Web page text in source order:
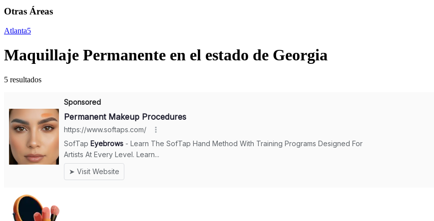
Otras Áreas
Atlanta5
Maquillaje Permanente en el estado de Georgia
5 resultados